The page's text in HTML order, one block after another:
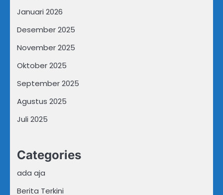
Januari 2026
Desember 2025
November 2025
Oktober 2025
September 2025
Agustus 2025
Juli 2025
Categories
ada aja
Berita Terkini